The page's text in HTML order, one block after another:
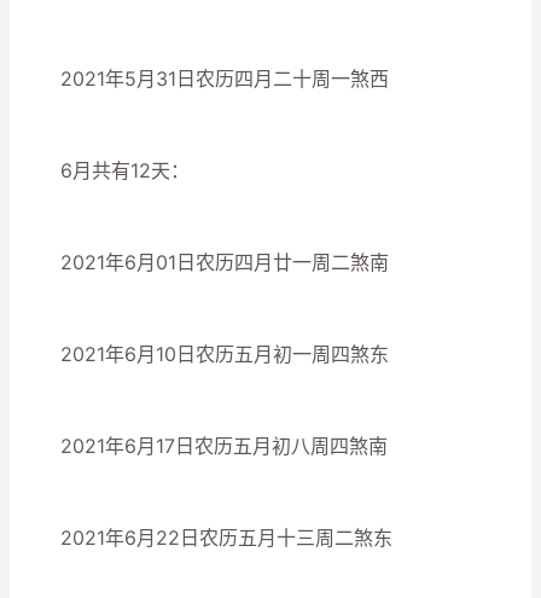
2021年5月31日农历四月二十周一煞西
6月共有12天：
2021年6月01日农历四月廿一周二煞南
2021年6月10日农历五月初一周四煞东
2021年6月17日农历五月初八周四煞南
2021年6月22日农历五月十三周二煞东